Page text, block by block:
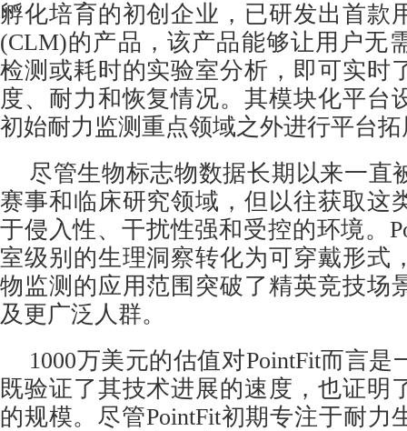
孵化培育的初创企业，已研发出首款
(CLM)的产品，该产品能够让用户无
检测或耗时的实验室分析，即可实时
度、耐力和恢复情况。其模块化平台
初始耐力监测重点领域之外进行平台
尽管生物标志物数据长期以来一直
赛事和临床研究领域，但以往获取这
于侵入性、干扰性强和受控的环境。
室级别的生理洞察转化为可穿戴形式
物监测的应用范围突破了精英竞技场
及更广泛人群。
1000万美元的估值对PointFit而言是
既验证了其技术进展的速度，也证明
的规模。尽管PointFit初期专注于耐力